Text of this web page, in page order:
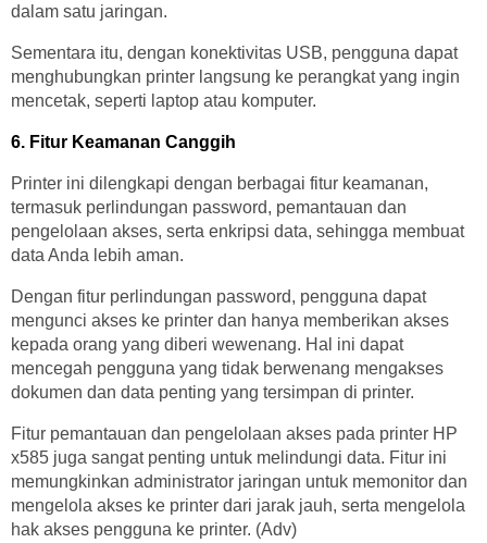
dalam satu jaringan.
Sementara itu, dengan konektivitas USB, pengguna dapat
menghubungkan printer langsung ke perangkat yang ingin
mencetak, seperti laptop atau komputer.
6. Fitur Keamanan Canggih
Printer ini dilengkapi dengan berbagai fitur keamanan,
termasuk perlindungan password, pemantauan dan
pengelolaan akses, serta enkripsi data, sehingga membuat
data Anda lebih aman.
Dengan fitur perlindungan password, pengguna dapat
mengunci akses ke printer dan hanya memberikan akses
kepada orang yang diberi wewenang. Hal ini dapat
mencegah pengguna yang tidak berwenang mengakses
dokumen dan data penting yang tersimpan di printer.
Fitur pemantauan dan pengelolaan akses pada printer HP
x585 juga sangat penting untuk melindungi data. Fitur ini
memungkinkan administrator jaringan untuk memonitor dan
mengelola akses ke printer dari jarak jauh, serta mengelola
hak akses pengguna ke printer. (Adv)